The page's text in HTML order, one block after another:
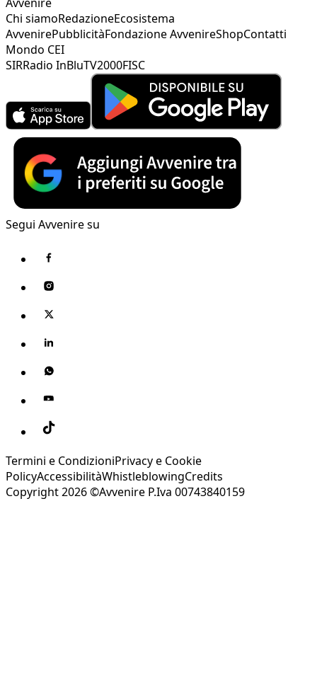
Chi siamoRedazioneEcosistema
AvvenirePubblicitàFondazione AvvenireShopContatti
Mondo CEI
SIRRadio InBluTV2000FISC
Segui Avvenire su
Termini e CondizioniPrivacy e Cookie
PolicyAccessibilitàWhistleblowingCredits
Copyright 2026 ©Avvenire P.Iva 00743840159